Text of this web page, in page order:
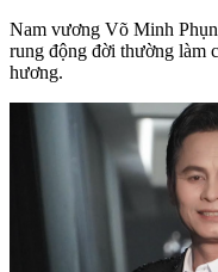
Nam vương Võ Minh
rung động đời thường làm
hương.